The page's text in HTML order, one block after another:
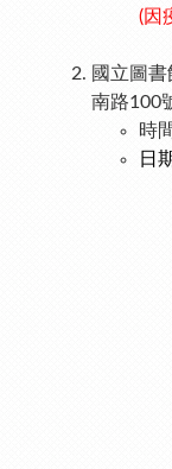
(因
國立圖
南路100
時
日